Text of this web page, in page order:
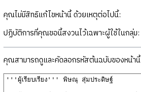
คุณไม่มีสิทธิแก้ไขหน้านี้ ด้วยเหตุต่อไปนี้:
ปฏิบัติการที่คุณขอนี้สงวนไว้เฉพาะผู้ใช้ในกลุ่ม:
คุณสามารถดูและคัดลอกรหัสต้นฉบับของหน้านี้